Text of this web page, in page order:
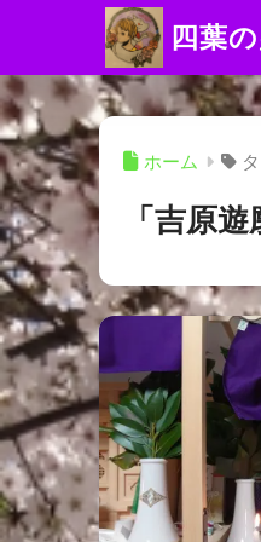
四葉
ホーム
「吉原